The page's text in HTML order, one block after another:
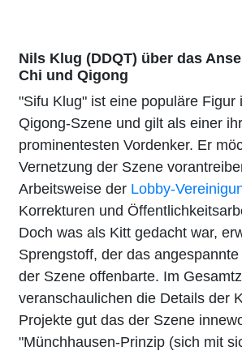
Nils Klug (DDQT) über das
Chi und Qigong
"Sifu Klug" ist eine populäre Figur
Qigong-Szene und gilt als einer
prominentesten Vordenker. Er
Vernetzung der Szene
Arbeitsweise der Lobby-
Korrekturen und
Doch was als Kitt gedacht war,
Sprengstoff, der das
der Szene offenbarte. Im
veranschaulichen die Details der
Projekte gut das der Szene
"Münchhausen-Prinzip (sich mit